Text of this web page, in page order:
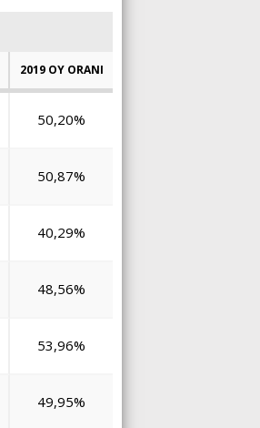
2019 OY ORANI
50,20%
50,87%
40,29%
48,56%
53,96%
49,95%